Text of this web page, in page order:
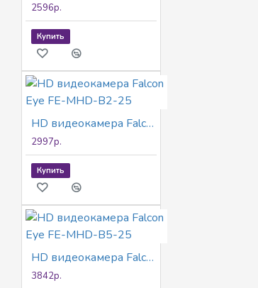
2596р.
Купить
HD видеокамера Falcon Eye FE-MHD-B2-25
2997р.
Купить
HD видеокамера Falcon Eye FE-MHD-B5-25
3842р.